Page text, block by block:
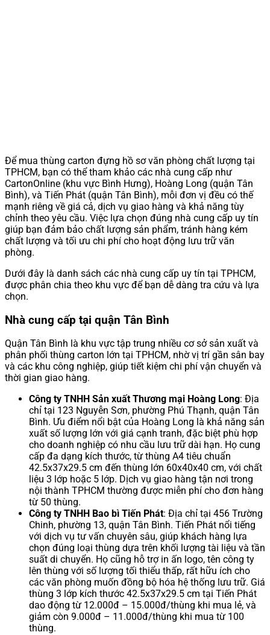
Để mua thùng carton đựng hồ sơ văn phòng chất lượng tại
TPHCM, bạn có thể tham khảo các nhà cung cấp như
CartonOnline (khu vực Bình Hưng), Hoàng Long (quận Tân
Bình), và Tiến Phát (quận Tân Bình), mỗi đơn vị đều có thế
mạnh riêng về giá cả, dịch vụ giao hàng và khả năng tùy
chỉnh theo yêu cầu. Việc lựa chọn đúng nhà cung cấp uy tín
giúp bạn đảm bảo chất lượng sản phẩm, tránh hàng kém
chất lượng và tối ưu chi phí cho hoạt động lưu trữ văn
phòng.
Dưới đây là danh sách các nhà cung cấp uy tín tại TPHCM,
được phân chia theo khu vực để bạn dễ dàng tra cứu và lựa
chọn.
Nhà cung cấp tại quận Tân Bình
Quận Tân Bình là khu vực tập trung nhiều cơ sở sản xuất và
phân phối thùng carton lớn tại TPHCM, nhờ vị trí gần sân bay
và các khu công nghiệp, giúp tiết kiệm chi phí vận chuyển và
thời gian giao hàng.
Công ty TNHH Sản xuất Thương mại Hoàng Long: Địa
chỉ tại 123 Nguyễn Sơn, phường Phú Thạnh, quận Tân
Bình. Ưu điểm nổi bật của Hoàng Long là khả năng sản
xuất số lượng lớn với giá cạnh tranh, đặc biệt phù hợp
cho doanh nghiệp có nhu cầu lưu trữ dài hạn. Họ cung
cấp đa dạng kích thước, từ thùng A4 tiêu chuẩn
42.5x37x29.5 cm đến thùng lớn 60x40x40 cm, với chất
liệu 3 lớp hoặc 5 lớp. Dịch vụ giao hàng tận nơi trong
nội thành TPHCM thường được miễn phí cho đơn hàng
từ 50 thùng.
Công ty TNHH Bao bì Tiến Phát: Địa chỉ tại 456 Trường
Chinh, phường 13, quận Tân Bình. Tiến Phát nổi tiếng
với dịch vụ tư vấn chuyên sâu, giúp khách hàng lựa
chọn đúng loại thùng dựa trên khối lượng tài liệu và tần
suất di chuyển. Họ cũng hỗ trợ in ấn logo, tên công ty
lên thùng với số lượng tối thiểu thấp, rất hữu ích cho
các văn phòng muốn đồng bộ hóa hệ thống lưu trữ. Giá
thùng 3 lớp kích thước 42.5x37x29.5 cm tại Tiến Phát
dao động từ 12.000đ – 15.000đ/thùng khi mua lẻ, và
giảm còn 9.000đ – 11.000đ/thùng khi mua từ 100
thùng.